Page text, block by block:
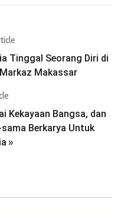
Tinggal Seorang Diri di
Makassar
Kekayaan Bangsa, dan
Berkarya Untuk
»